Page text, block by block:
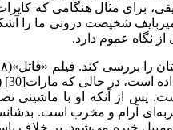
مثال هنگامی که
شخیصت درونی ما را
نگاه عموم دارد.
وضعیت اسفناک مردم پایین شهر در سیستم مراقبت
موجود را نشان می‌دهد. فیلم «قاتل» در اواخر دهه